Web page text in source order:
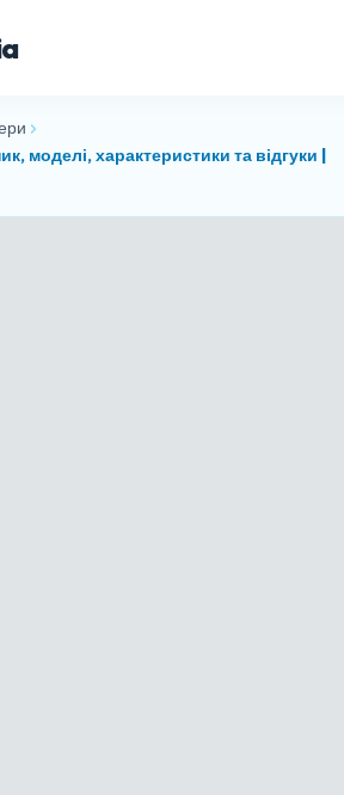
моделі, характеристики та відгуки |